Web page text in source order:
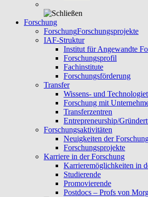
Forschung
ForschungForschungsprojekte
IAF-Struktur
Institut für Angewandte
Forschungsprofil
Fachinstitute
Forschungsförderung
Transfer
Wissens- und
Forschung mit
Transferzentren
Entrepreneurship/
Forschungsaktivitäten
Neuigkeiten der
Forschungsprojekte
Karriere in der Forschung
Karrieremöglichkeiten in
Studierende
Promovierende
Postdocs – Profs von